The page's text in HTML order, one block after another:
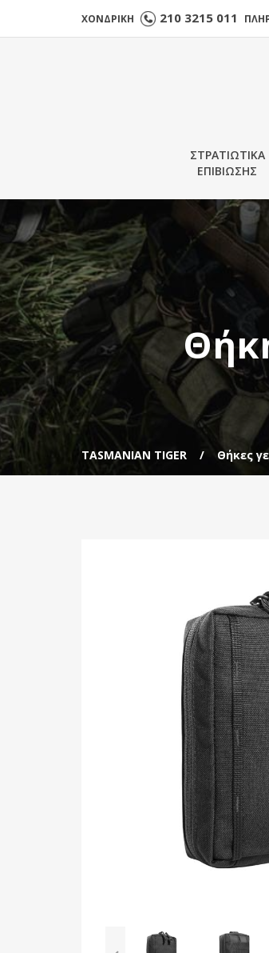
ΧΟΝΔΡΙΚΗ 210 3215 011
ΣΤΡΑΤΙΩΤΙΚΑ
ΕΠΙΒΙΩΣΗΣ
TASMANIAN TIGER Θήκες